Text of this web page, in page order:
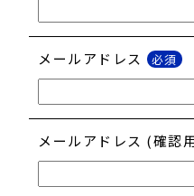
メールアドレス 必須
メールアドレス (確認